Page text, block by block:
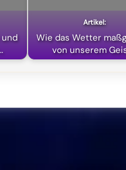
Wie das Wetter
von unserem